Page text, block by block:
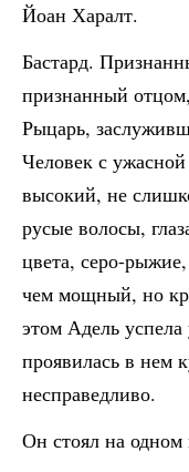
Йоан Харалт.
Бастард.
признанный
Рыцарь,
Человек с
высокий, не
русые волосы,
цвета, серо-
чем мощный, но
этом Адель успела
проявилась в нем
несправедливо.
Он стоял на одном